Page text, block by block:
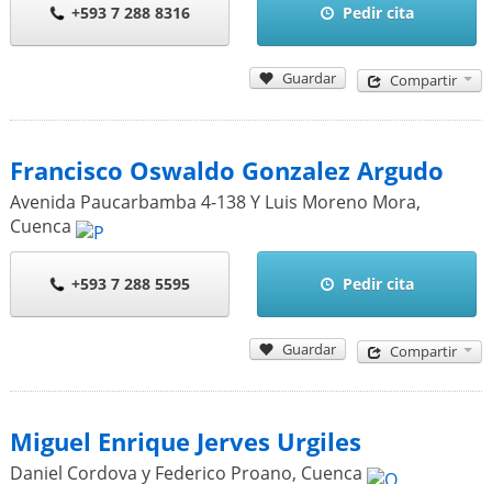
+593 7 288 8316 Pedir cita
Guardar Compartir
Francisco Oswaldo Gonzalez Argudo
Avenida Paucarbamba 4-138 Y Luis Moreno Mora,
Cuenca
+593 7 288 5595 Pedir cita
Guardar Compartir
Miguel Enrique Jerves Urgiles
Daniel Cordova y Federico Proano, Cuenca